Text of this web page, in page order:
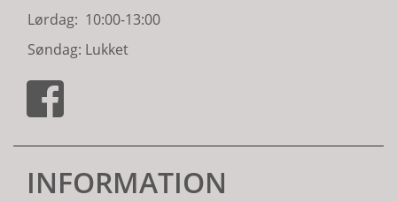
Lørdag: 10:00-13:00
Søndag: Lukket
INFORMATION